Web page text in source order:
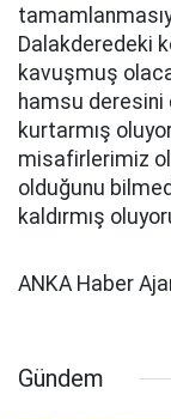
Dalakderedeki
kavuşmuş
hamsu deresini
kurtarmış
misafirlerimiz
olduğunu
kaldırmış
ANKA Haber
Gündem